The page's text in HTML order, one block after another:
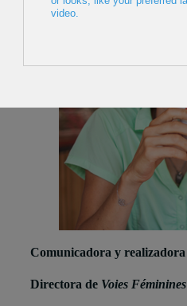
Comunicadora y realizadora
Directora de Voies Féminines